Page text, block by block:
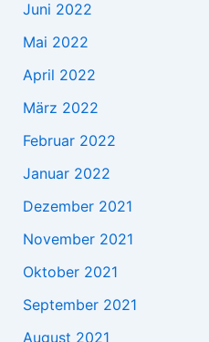
Juni 2022
Mai 2022
April 2022
März 2022
Februar 2022
Januar 2022
Dezember 2021
November 2021
Oktober 2021
September 2021
August 2021